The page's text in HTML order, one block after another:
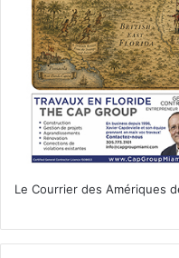
Le Courrier des Amériques